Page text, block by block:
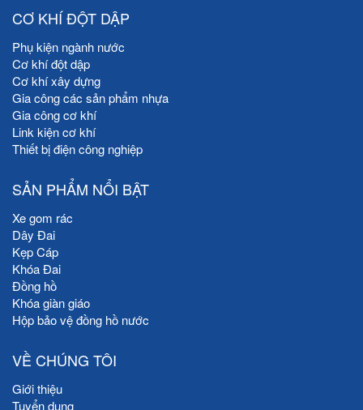
CƠ KHÍ ĐỘT DẬP
Phụ kiện ngành nước
Cơ khí đột dập
Cơ khí xây dựng
Gia công các sản phẩm nhựa
Gia công cơ khí
Link kiện cơ khí
Thiết bị điện công nghiệp
SẢN PHẨM NỔI BẬT
Xe gom rác
Dây Đai
Kẹp Cáp
Khóa Đai
Đồng hồ
Khóa giàn giáo
Hộp bảo vệ đồng hồ nước
VỀ CHÚNG TÔI
Giới thiệu
Tuyển dụng